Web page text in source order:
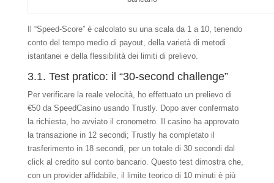
Il “Speed‑Score” è calcolato su una scala da 1 a 10, tenendo
conto del tempo medio di payout, della varietà di metodi
istantanei e della flessibilità dei limiti di prelievo.
3.1. Test pratico: il “30‑second challenge”
Per verificare la reale velocità, ho effettuato un prelievo di
€50 da SpeedCasino usando Trustly. Dopo aver confermato
la richiesta, ho avviato il cronometro. Il casino ha approvato
la transazione in 12 secondi; Trustly ha completato il
trasferimento in 18 secondi, per un totale di 30 secondi dal
click al credito sul conto bancario. Questo test dimostra che,
con un provider affidabile, il limite teorico di 10 minuti è più